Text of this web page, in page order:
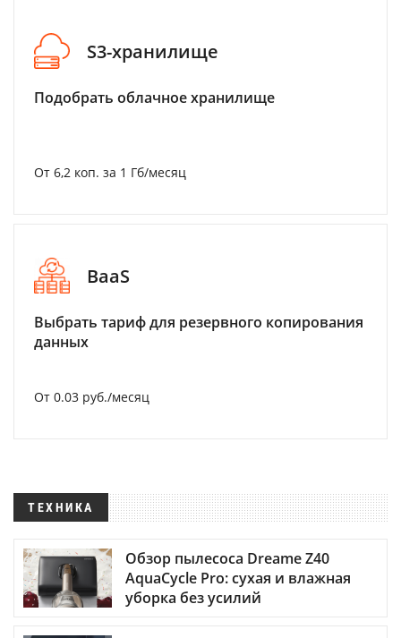
S3-хранилище
Подобрать облачное хранилище
От 6,2 коп. за 1 Гб/месяц
BaaS
Выбрать тариф для резервного копирования
данных
От 0.03 руб./месяц
ТЕХНИКА
Обзор пылесоса Dreame Z40
AquaCycle Pro: сухая и влажная
уборка без усилий